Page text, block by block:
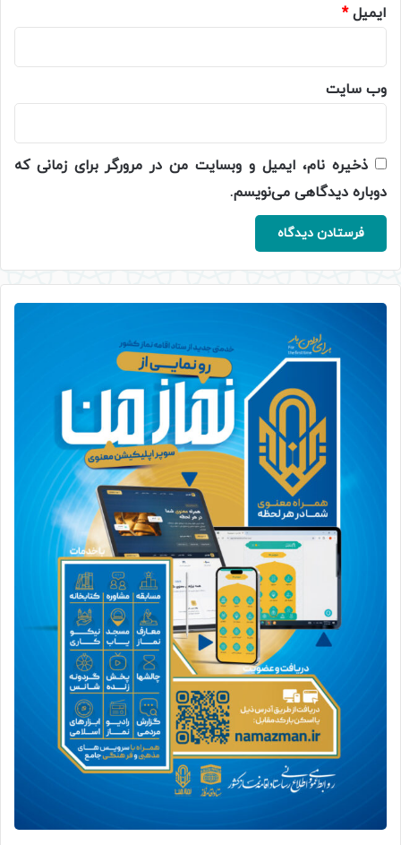
ایمیل*
وب‌ سایت
ذخیره نام، ایمیل و وبسایت من در مرورگر برای زمانی که
دوباره دیدگاهی می‌نویسم.